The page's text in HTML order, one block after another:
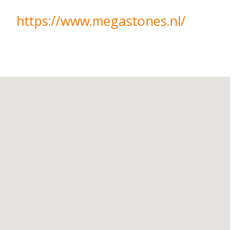
https://www.megastones.nl/